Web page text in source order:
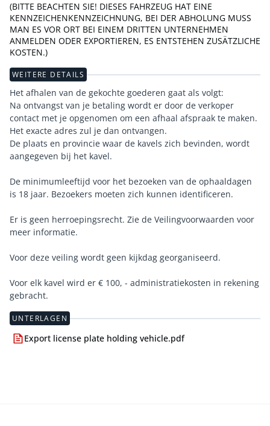
(BITTE BEACHTEN SIE! DIESES FAHRZEUG HAT EINE
KENNZEICHENKENNZEICHNUNG, BEI DER ABHOLUNG MUSS
MAN ES VOR ORT BEI EINEM DRITTEN UNTERNEHMEN
ANMELDEN ODER EXPORTIEREN, ES ENTSTEHEN ZUSÄTZLICHE
KOSTEN.)
WEITERE DETAILS
Het afhalen van de gekochte goederen gaat als volgt:
Na ontvangst van je betaling wordt er door de verkoper
contact met je opgenomen om een afhaal afspraak te maken.
Het exacte adres zul je dan ontvangen.
De plaats en provincie waar de kavels zich bevinden, wordt
aangegeven bij het kavel.
De minimumleeftijd voor het bezoeken van de ophaaldagen
is 18 jaar. Bezoekers moeten zich kunnen identificeren.
Er is geen herroepingsrecht. Zie de Veilingvoorwaarden voor
meer informatie.
Voor deze veiling wordt geen kijkdag georganiseerd.
Voor elk kavel wird er € 100, - administratiekosten in rekening
gebracht.
UNTERLAGEN
Export license plate holding vehicle.pdf